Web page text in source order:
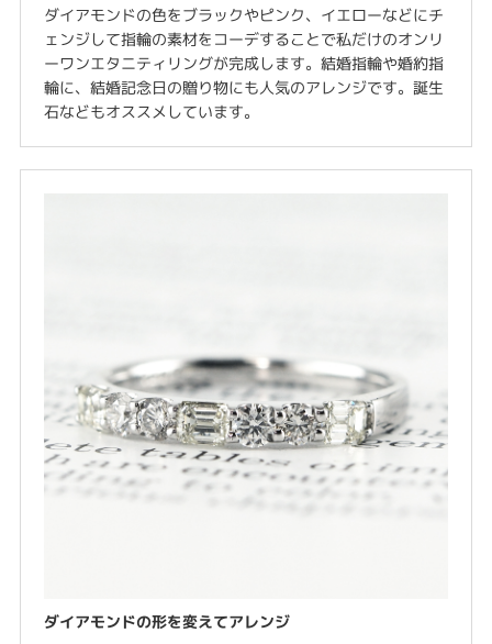
ダイアモンドの色をブラックやピンク、イエローなどにチ
ェンジして指輪の素材をコーデすることで私だけのオンリ
ーワンエタニティリングが完成します。結婚指輪や婚約指
輪に、結婚記念日の贈り物にも人気のアレンジです。誕生
石などもオススメしています。
ダイアモンドの形を変えてアレンジ